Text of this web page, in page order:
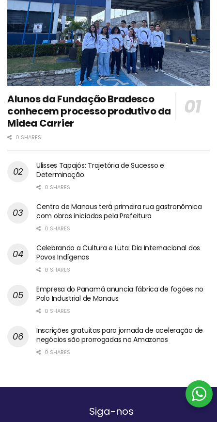
Alunos da Fundação Bradesco
conhecem processo produtivo da
Midea Carrier
0 SHARES
Ulisses Tapajós: Trajetória de Sucesso e
Determinação
0 SHARES
Centro de Manaus terá primeira rua gastronômica
com obras iniciadas pela Prefeitura
0 SHARES
Celebrando a Cultura e Luta: Dia Internacional dos
Povos Indígenas
0 SHARES
Empresa do Panamá anuncia fábrica de fogões no
Polo Industrial de Manaus
0 SHARES
Inscrições gratuitas para jornada de aceleração de
negócios são prorrogadas no Amazonas
0 SHARES
Siga-nos